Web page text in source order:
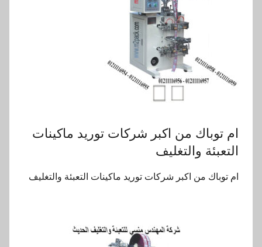
ام توباك من اكبر شركات توريد ماكينات
التعبئة والتغليف
ام توباك من اكبر شركات توريد ماكينات التعبئة والتغليف